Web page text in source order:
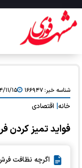
شناسه خبر:۱۶۶۹۴۷ ۱۴۰۴/۱۱/۱۵
خانه اقتصادی
فواید تمیز کردن
اگرچه نظافت